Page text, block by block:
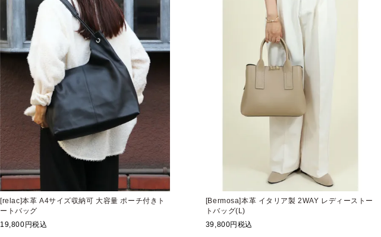
[relac]本革 A4サイズ収納可 大容量 ポーチ付きト
ートバッグ
19,800 税込
[Bermosa]本革 イタリア製 2WAY レディーストー
トバッグ(L)
39,800 税込